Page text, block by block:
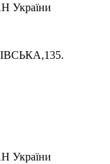
України
України